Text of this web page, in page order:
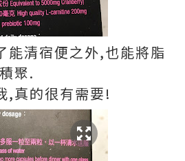
能清宿便之外,也能將脂
聚.
,真的很有需要!